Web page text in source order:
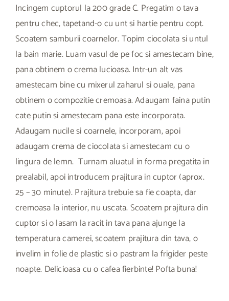
Incingem cuptorul la 200 grade C. Pregatim o tava
pentru chec, tapetand-o cu unt si hartie pentru copt.
Scoatem samburii coarnelor. Topim ciocolata si untul
la bain marie. Luam vasul de pe foc si amestecam bine,
pana obtinem o crema lucioasa. Intr-un alt vas
amestecam bine cu mixerul zaharul si ouale, pana
obtinem o compozitie cremoasa. Adaugam faina putin
cate putin si amestecam pana este incorporata.
Adaugam nucile si coarnele, incorporam, apoi
adaugam crema de ciocolata si amestecam cu o
lingura de lemn. Turnam aluatul in forma pregatita in
prealabil, apoi introducem prajitura in cuptor (aprox.
25 – 30 minute). Prajitura trebuie sa fie coapta, dar
cremoasa la interior, nu uscata. Scoatem prajitura din
cuptor si o lasam la racit in tava pana ajunge la
temperatura camerei, scoatem prajitura din tava, o
invelim in folie de plastic si o pastram la frigider peste
noapte. Delicioasa cu o cafea fierbinte! Pofta buna!